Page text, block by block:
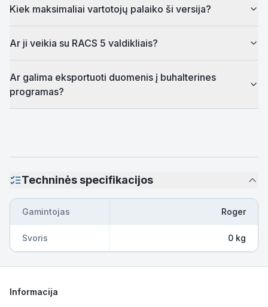
Kiek maksimaliai vartotojų palaiko ši versija?
Ar ji veikia su RACS 5 valdikliais?
Ar galima eksportuoti duomenis į buhalterines
programas?
Techninės specifikacijos
Gamintojas Roger
Svoris 0 kg
Informacija